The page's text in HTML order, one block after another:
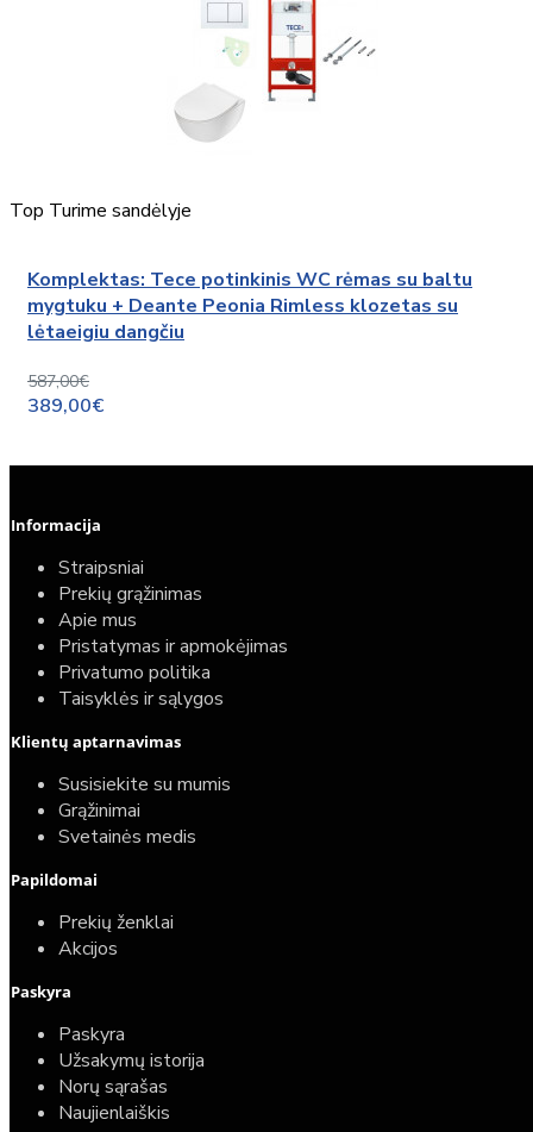
Top Turime sandėlyje
Komplektas: Tece potinkinis WC rėmas su baltu
mygtuku + Deante Peonia Rimless klozetas su
lėtaeigiu dangčiu
587,00€
389,00€
Informacija
Straipsniai
Prekių grąžinimas
Apie mus
Pristatymas ir apmokėjimas
Privatumo politika
Taisyklės ir sąlygos
Klientų aptarnavimas
Susisiekite su mumis
Grąžinimai
Svetainės medis
Papildomai
Prekių ženklai
Akcijos
Paskyra
Paskyra
Užsakymų istorija
Norų sąrašas
Naujienlaiškis